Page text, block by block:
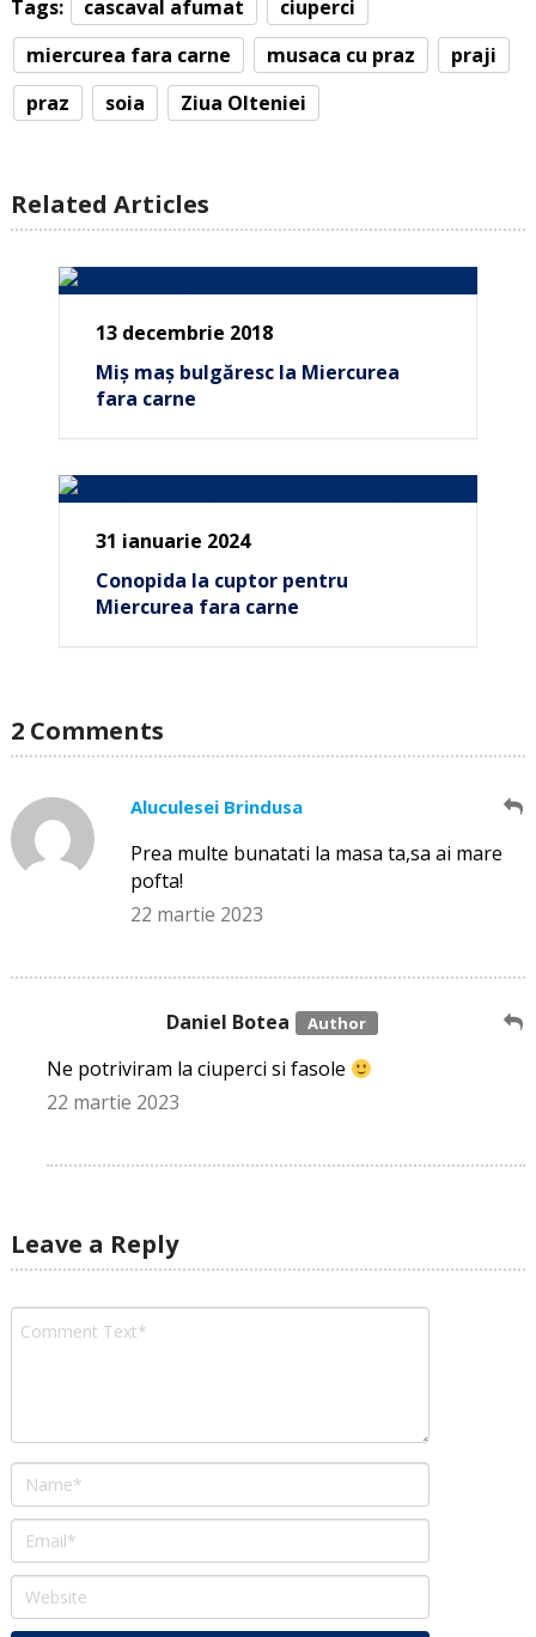
Tags: cascaval afumat
ciuperci
miercurea fara carne
musaca cu praz
praji
praz
soia Ziua Olteniei
Related Articles
13 decembrie 2018
Miș maș bulgăresc la Miercurea
fara carne
31 ianuarie 2024
Conopida la cuptor pentru
Miercurea fara carne
2 Comments
Aluculesei Brindusa
Prea multe bunatati la masa ta,sa ai mare
pofta!
22 martie 2023
Daniel Botea
Ne potriviram la ciuperci si fasole
22 martie 2023
Leave a Reply